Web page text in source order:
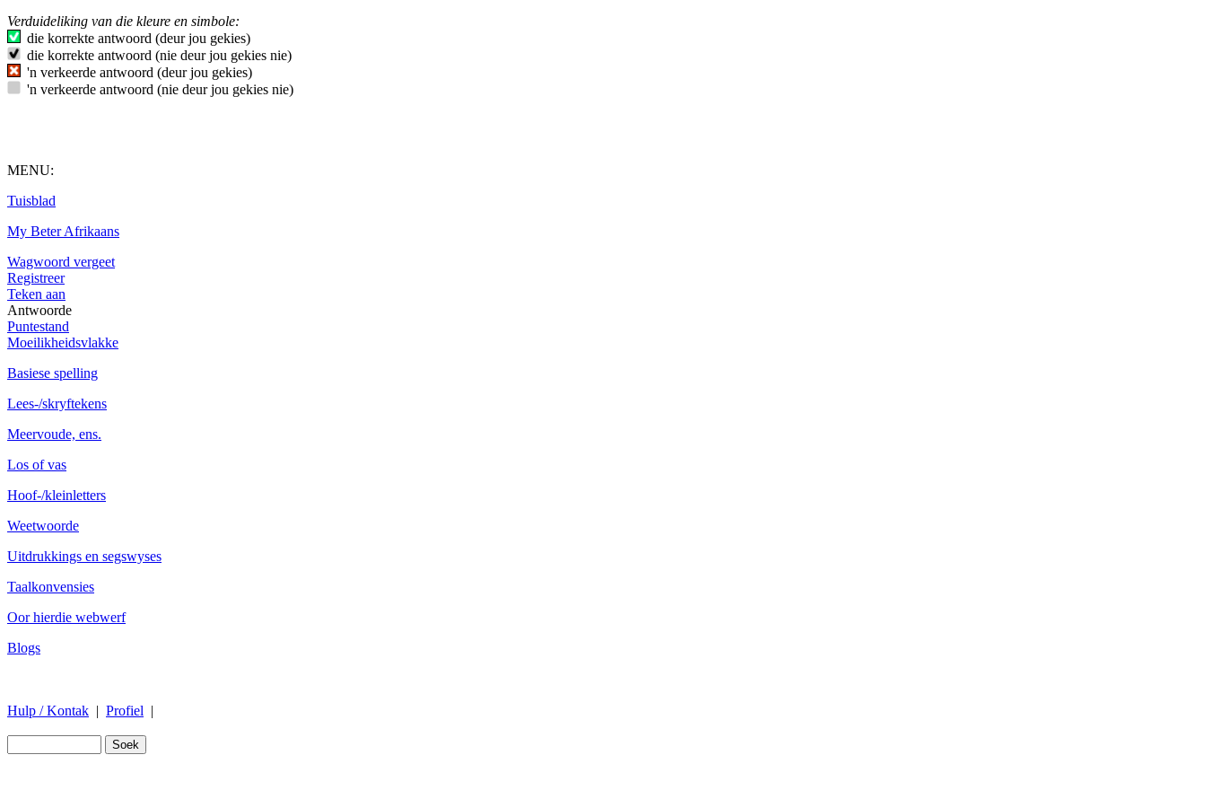
Verduideliking van die kleure en simbole:
die korrekte antwoord (deur jou gekies)
die korrekte antwoord (nie deur jou gekies nie)
'n verkeerde antwoord (deur jou gekies)
'n verkeerde antwoord (nie deur jou gekies nie)
MENU:
Tuisblad
My Beter Afrikaans
Wagwoord vergeet
Registreer
Teken aan
Antwoorde
Puntestand
Moeilikheidsvlakke
Basiese spelling
Lees-/skryftekens
Meervoude, ens.
Los of vas
Hoof-/kleinletters
Weetwoorde
Uitdrukkings en segswyses
Taalkonvensies
Oor hierdie webwerf
Blogs
Hulp / Kontak | Profiel |